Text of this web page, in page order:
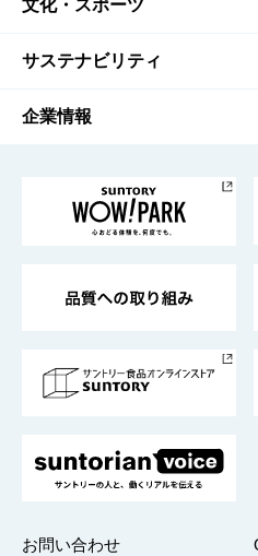
商品発売情報
栄養成分一覧
知る・楽しむTOP
キャンペーン
工場見学
地域情報
文化・スポーツ
文化・スポーツTOP
サントリーホール
サントリーサンバーズ大阪
サステナビリティ
サステナビリティTOP
サントリーが考えるサス
企業情報
企業概要
採用情報
お問い合わせ